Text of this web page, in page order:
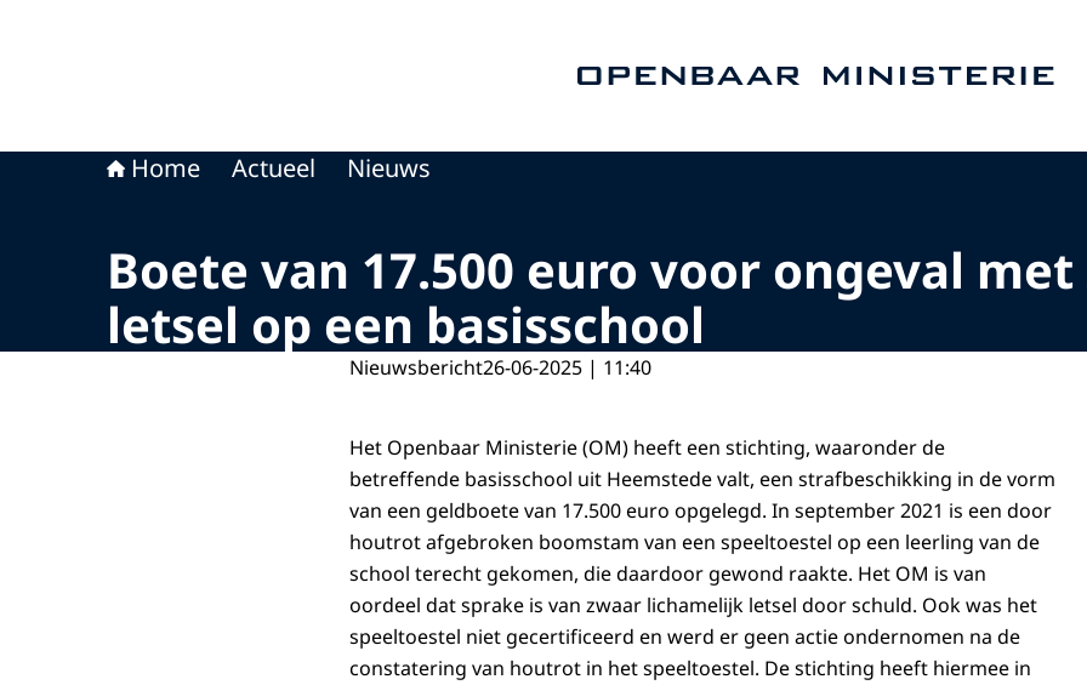
Home Actueel Nieuws
Boete van 17.500 euro voor ongeval
letsel op een basisschool
Nieuwsbericht26-06-2025 | 11:40
Het Openbaar Ministerie (OM) heeft een stichting, waaronder de
betreffende basisschool uit Heemstede valt, een strafbeschikking in de vorm
van een geldboete van 17.500 euro opgelegd. In september 2021 is een door
houtrot afgebroken boomstam van een speeltoestel op een leerling van de
school terecht gekomen, die daardoor gewond raakte. Het OM is van
oordeel dat sprake is van zwaar lichamelijk letsel door schuld. Ook was het
speeltoestel niet gecertificeerd en werd er geen actie ondernomen na de
constatering van houtrot in het speeltoestel. De stichting heeft hiermee in